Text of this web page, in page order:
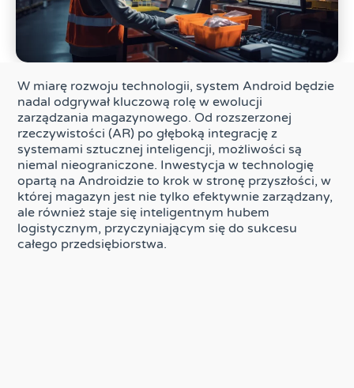
W miarę rozwoju technologii, system Android będzie
nadal odgrywał kluczową rolę w ewolucji
zarządzania magazynowego. Od rozszerzonej
rzeczywistości (AR) po głęboką integrację z
systemami sztucznej inteligencji, możliwości są
niemal nieograniczone. Inwestycja w technologię
opartą na Androidzie to krok w stronę przyszłości, w
której magazyn jest nie tylko efektywnie zarządzany,
ale również staje się inteligentnym hubem
logistycznym, przyczyniającym się do sukcesu
całego przedsiębiorstwa.